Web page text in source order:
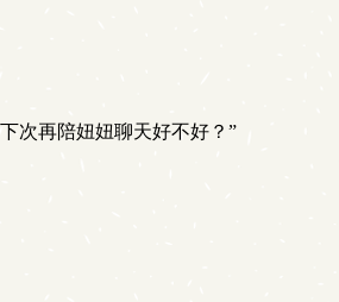
次再陪妞妞聊天好不好？”